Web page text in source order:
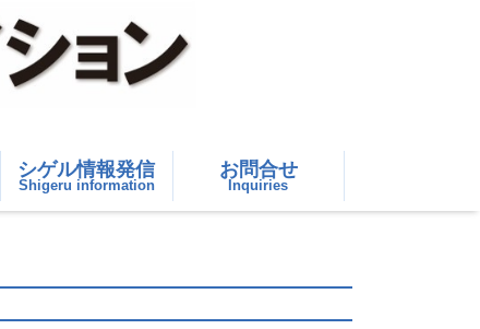
シゲル情報発信
Shigeru information
お問合せ
Inquiries